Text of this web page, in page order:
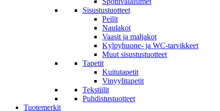
Sisustustuotteet
Peilit
Naulakot
Vaasit ja maljakot
Kylpyhuone- ja WC-tarvikkeet
Muut sisustustuotteet
Tapetit
Kuitutapetit
Vinyylitapetit
Tekstiilit
Puhdistustuotteet
Tuotemerkit